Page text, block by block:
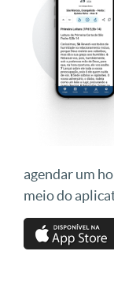
agendar um
meio do